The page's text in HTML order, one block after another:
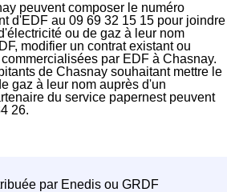
peuvent composer le numéro
d'EDF au 09 69 32 15 15 pour joindre
ou de gaz à leur nom
modifier un contrat existant ou
par EDF à Chasnay.
de Chasnay souhaitant mettre le
gaz à leur nom auprès d'un
du service papernest peuvent
26.
par Enedis ou GRDF